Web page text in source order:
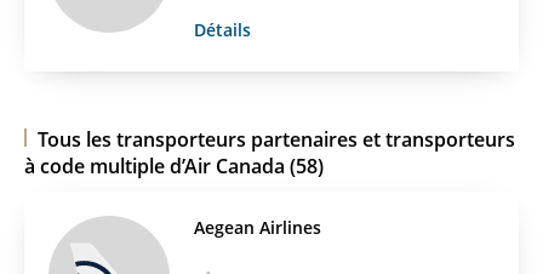
Détails
Tous les transporteurs partenaires et transporteurs
à code multiple d’Air Canada (58)
Aegean Airlines